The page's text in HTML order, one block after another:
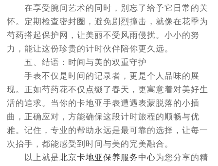
在享受腕间艺术的同时，别忘了给予它日常的关
怀。定期检查密封圈，避免剧烈撞击，就像在花季为
芍药搭起保护网，让美丽不受风雨侵扰。小小的努
力，能让这份珍贵的计时伙伴陪你更久远。
五、结语：时间与美的双重守护
手表不仅是时间的记录者，更是个人品味的展
现。正如芍药花不仅点缀了春天，更寓意着对美好生
活的追求。当你的卡地亚手表遭遇表蒙脱落的小插
曲，正确应对，方能确保这段计时旅程的顺畅与优
雅。记住，专业的帮助永远是最可靠的选择，让每一
次抬手，都能感受到时间与美的完美融合。
以上就是北京卡地亚保养服务中心为您分享的精